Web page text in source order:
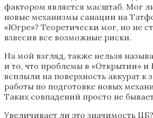
фактором является масштаб. Мог
новые механизмы санации на
«Югре»? Теоретически мог, но не
взвесив все возможные риски.
На мой взгляд, также нельзя
и то, что проблемы в «Открытии» и
всплыли на поверхность аккурат к
работы по подготовке новых
Таких совпадений просто не
Увеличивает ли это значимость